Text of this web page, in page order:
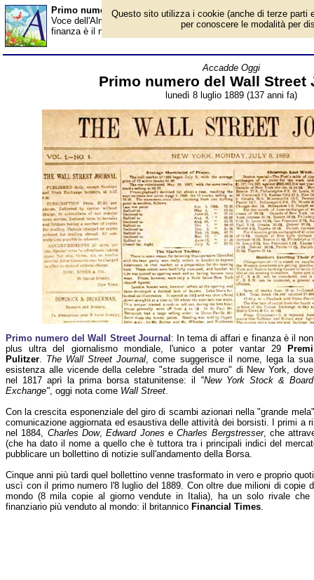
Primo numero del Wall Street Journal - Almanacco
Voce dell'Almanacco del 8 luglio, per la rubrica 'Accadde Oggi'.
finanza è il non plus ultra del giornalismo mondiale, l'unico a
Accadde Oggi
Primo numero del Wall Street
lunedì 8 luglio 1889 (137 anni fa)
Primo numero del Wall Street Journal : In tema di affari e finanza è il non
plus ultra del giornalismo mondiale, l'unico a poter vantar 29
Premi
Pulitzer. The Wall Street Journal, come suggerisce il nome, lega la sua
esistenza alle vicende della celebre "strada del muro" di New York, dove
nel 1817 aprì la prima borsa statunitense: il "New York Stock & Board
Exchange", oggi nota come Wall Street.
Con la crescita esponenziale del giro di scambi azionari nella "grande
comunicazione aggiornata ed esaustiva delle attività dei borsisti. I primi a
nel 1884, Charles Dow,Edward Jones eCharles Bergstresser, che
(che ha dato il nome a quello che è tuttora tra i principali indici del
pubblicare un bollettino di notizie sull'andamento della Borsa.
Cinque anni più tardi quel bollettino venne trasformato in vero e proprio
uscì con il primo numero l'8 luglio del 1889. Con oltre due milioni di copie
mondo (8 mila copie al giorno vendute in Italia), ha un solo rivale che
finanziario più venduto al mondo: il britannico Financial Times.
Questo sito utilizza i cookie (anche di terze parti
per conoscere le modalità per